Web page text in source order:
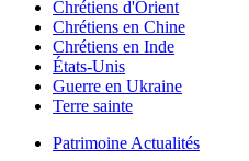
Chrétiens d'Orient
Chrétiens en Chine
Chrétiens en Inde
États-Unis
Guerre en Ukraine
Terre sainte
Patrimoine Actualités